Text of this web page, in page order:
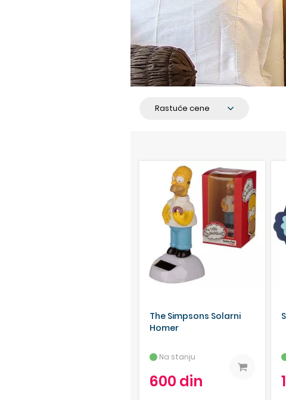
The Simpsons Solarni
Homer
Na stanju
600 din